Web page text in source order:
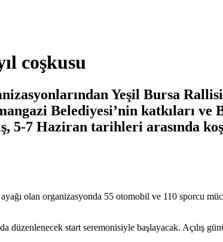
coşkusu
Yeşil Bursa
Belediyesi’nin katkıları
5-7 Haziran tarihleri arasında
olan organizasyonda 55 otomobil ve 110 sporcu
düzenlenecek start seremonisiyle başlayacak. Açılış